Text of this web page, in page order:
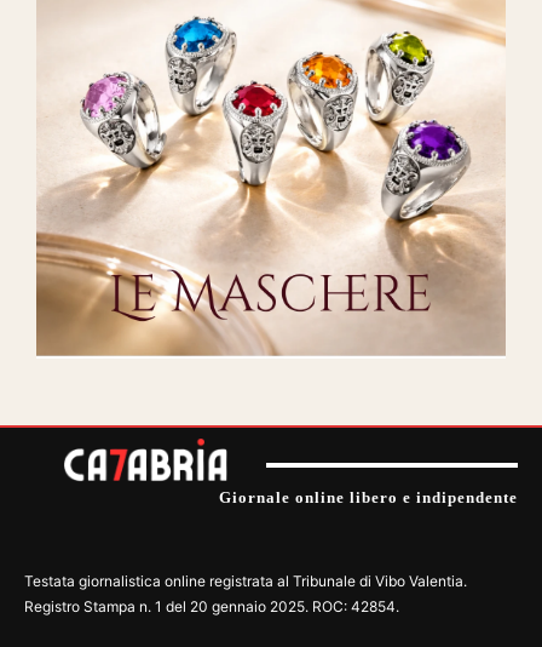
Giornale online libero e indipendente
Testata giornalistica online registrata al Tribunale di Vibo Valentia.
Registro Stampa n. 1 del 20 gennaio 2025. ROC: 42854.